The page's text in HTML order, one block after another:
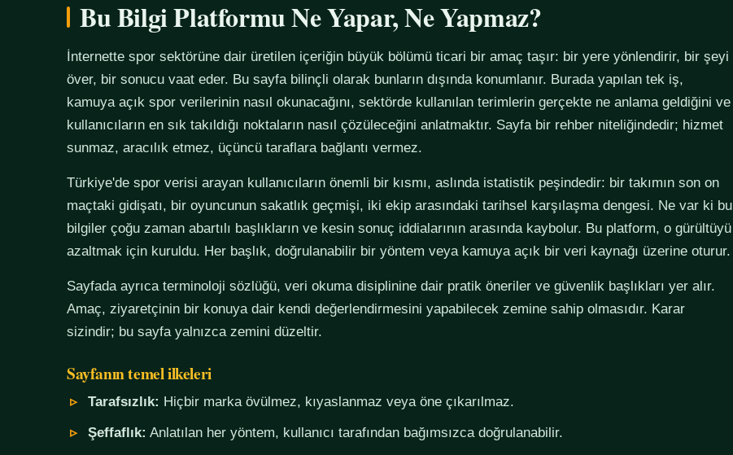
Bu Bilgi Platformu Ne Yapar, Ne Yapmaz?
İnternette spor sektörüne dair üretilen içeriğin büyük bölümü ticari bir amaç taşır: bir yere yönlendirir, bir şeyi
över, bir sonucu vaat eder. Bu sayfa bilinçli olarak bunların dışında konumlanır. Burada yapılan tek iş,
kamuya açık spor verilerinin nasıl okunacağını, sektörde kullanılan terimlerin gerçekte ne anlama geldiğini ve
kullanıcıların en sık takıldığı noktaların nasıl çözüleceğini anlatmaktır. Sayfa bir rehber niteliğindedir; hizmet
sunmaz, aracılık etmez, üçüncü taraflara bağlantı vermez.
Türkiye'de spor verisi arayan kullanıcıların önemli bir kısmı, aslında istatistik peşindedir: bir takımın son on
maçtaki gidişatı, bir oyuncunun sakatlık geçmişi, iki ekip arasındaki tarihsel karşılaşma dengesi. Ne var ki bu
bilgiler çoğu zaman abartılı başlıkların ve kesin sonuç iddialarının arasında kaybolur. Bu platform, o gürültüyü
azaltmak için kuruldu. Her başlık, doğrulanabilir bir yöntem veya kamuya açık bir veri kaynağı üzerine oturur.
Sayfada ayrıca terminoloji sözlüğü, veri okuma disiplinine dair pratik öneriler ve güvenlik başlıkları yer alır.
Amaç, ziyaretçinin bir konuya dair kendi değerlendirmesini yapabilecek zemine sahip olmasıdır. Karar
sizindir; bu sayfa yalnızca zemini düzeltir.
Sayfanın temel ilkeleri
Tarafsızlık: Hiçbir marka övülmez, kıyaslanmaz veya öne çıkarılmaz.
Şeffaflık: Anlatılan her yöntem, kullanıcı tarafından bağımsızca doğrulanabilir.